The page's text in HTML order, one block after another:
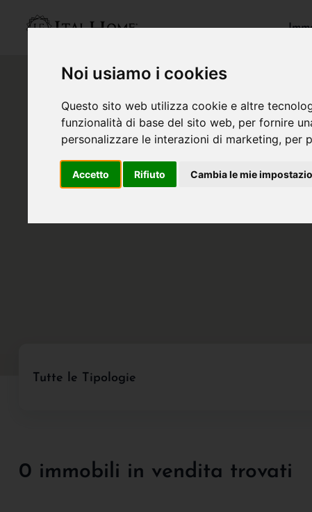
Noi usiamo i cookies
Questo sito web utilizza cookie e altre
funzionalità di base del sito web, per fornire
personalizzare le interazioni di marketing, per
Accetto Rifiuto Cambia le mie
Tutte le Tipologie
0 immobili in vendita trovati